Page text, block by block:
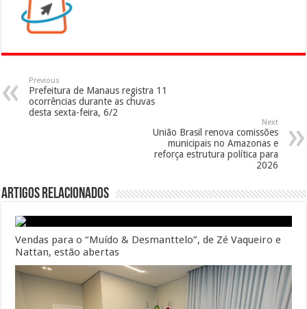
Previous
Prefeitura de Manaus registra 11
ocorrências durante as chuvas
desta sexta-feira, 6/2
Next
União Brasil renova comissões
municipais no Amazonas e
reforça estrutura política para
2026
Artigos Relacionados
Vendas para o “Muído & Desmanttelo”, de Zé Vaqueiro e
Nattan, estão abertas